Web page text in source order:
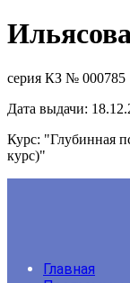
серия КЗ № 000785
Дата выдачи:
Курс: "Глубинная
курс)"
Главная